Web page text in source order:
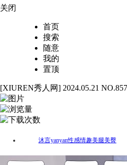
关闭
首页
搜索
随意
我的
置顶
[XIUREN秀人网] 2024.05.21
沐言yanyan性感情趣美腿美臀